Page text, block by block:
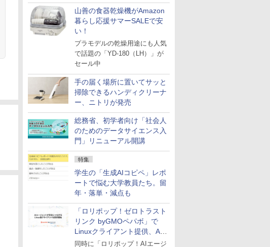
山善の食器乾燥機がAmazon
暮らし応援サマーSALEで安
い！
プラモデルの乾燥用途にも人気
で話題の「YD-180（LH）」が
セール中
手の届く場所に置いてサッと
掃除できるハンディクリーナ
ー、ニトリが発売
総務省、初学者向け「社会人
のためのデータサイエンス入
門」リニューアル開講
特集
学生の「生成AIコピペ」レポ
ートで悩む大学教員たち。留
年・落単・減点も
「ロリポップ！ゼロトラスト
リンク byGMOペパボ」で
Linuxクライアント提供、AI
エージェントの接続が容易に
同時に「ロリポップ！AIエージ